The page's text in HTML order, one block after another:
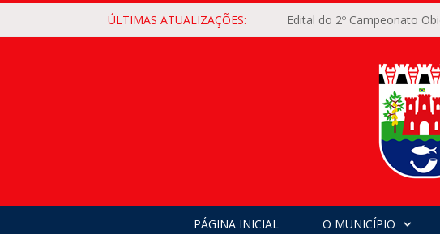
ÚLTIMAS ATUALIZAÇÕES: Edital do 2º Campeonato
PÁGINA INICIAL O MUNICÍPIO